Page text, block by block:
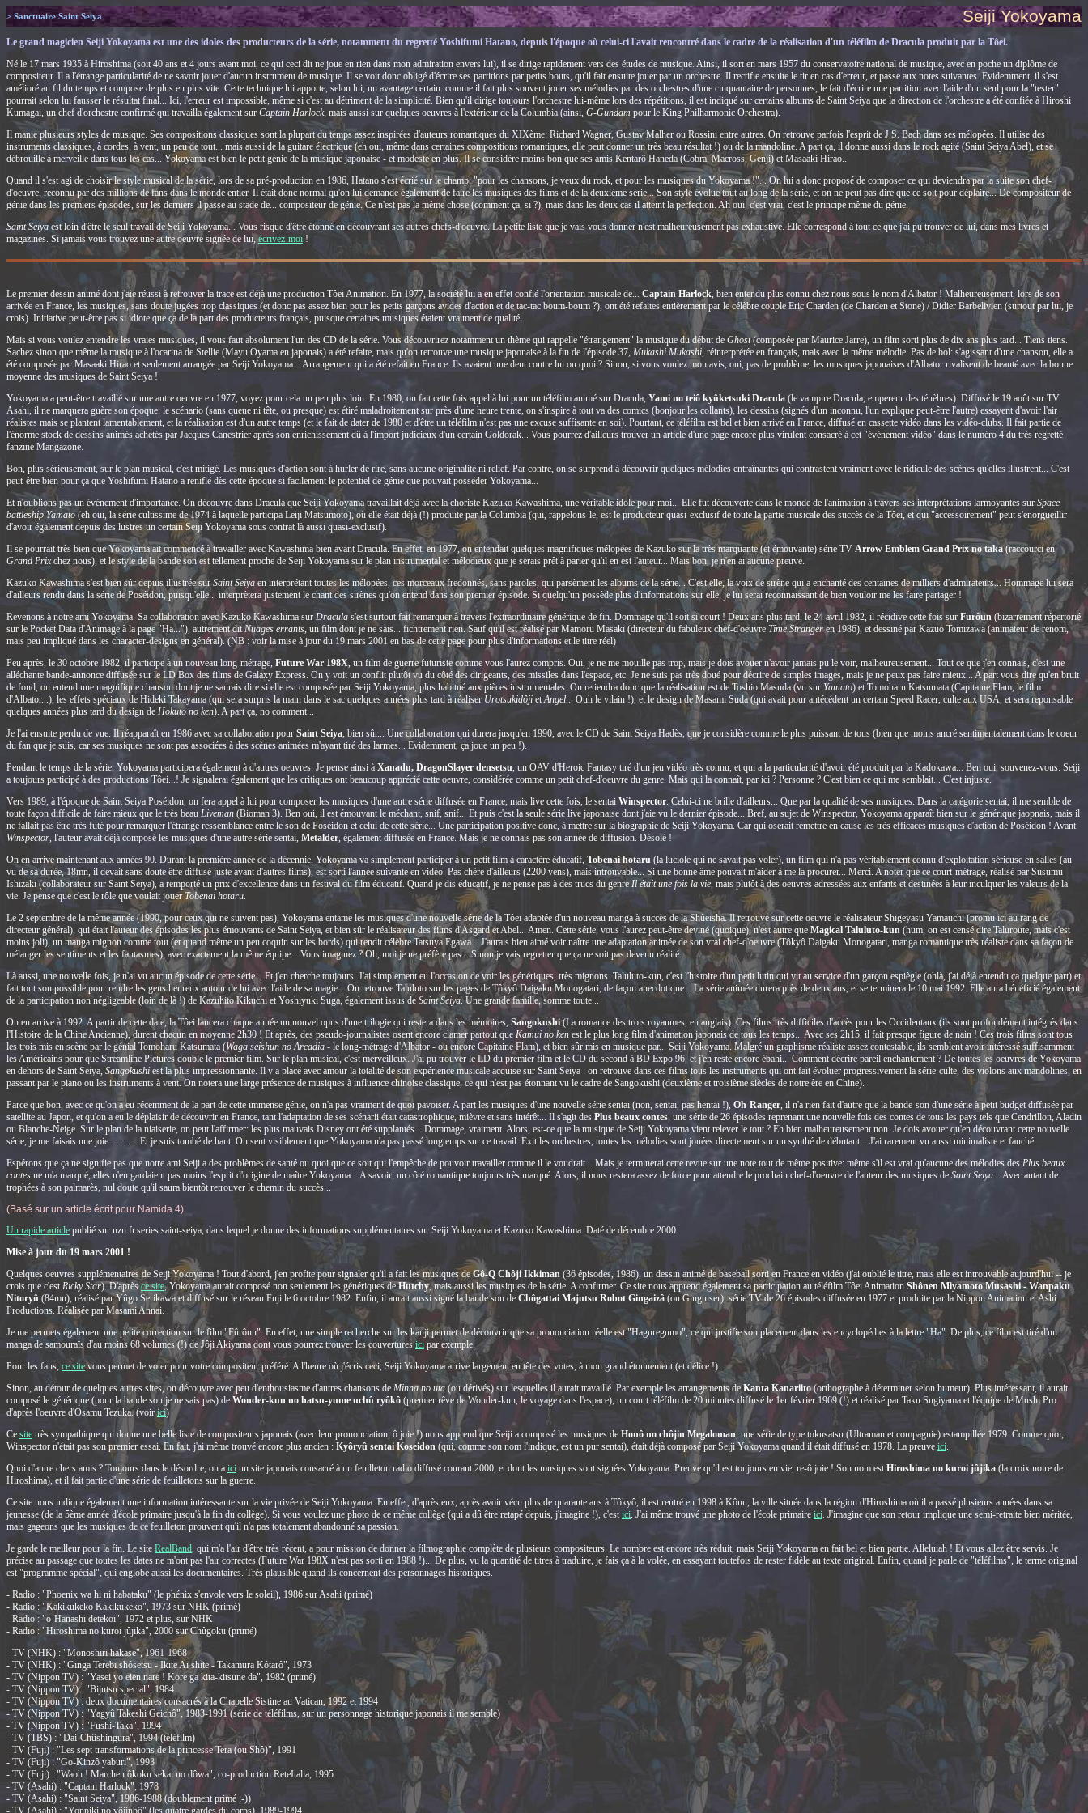
> Sanctuaire Saint Seiya Seiji Yokoyama
Le grand magicien Seiji Yokoyama est une des idoles des producteurs de la série, notamment du regretté Yoshifumi Hatano, depuis l'époque où celui-ci l'avait rencontré dans le cadre de la réalisation d'un téléfilm de Dracula produit par la Tôei.
Né le 17 mars 1935 à Hiroshima (soit 40 ans et 4 jours avant moi, ce qui ceci dit ne joue en rien dans mon admiration envers lui), il se dirige rapidement vers des études de musique. Ainsi, il sort en mars 1957 du conservatoire national de musique, avec en poche un diplôme de
compositeur. Il a l'étrange particularité de ne savoir jouer d'aucun instrument de musique. Il se voit donc obligé d'écrire ses partitions par petits bouts, qu'il fait ensuite jouer par un orchestre. Il rectifie ensuite le tir en cas d'erreur, et passe aux notes suivantes. Evidemment, il s'est
amélioré au fil du temps et compose de plus en plus vite. Cette technique lui apporte, selon lui, un avantage certain: comme il fait plus souvent jouer ses mélodies par des orchestres d'une cinquantaine de personnes, le fait d'écrire une partition avec l'aide d'un seul pour la "tester"
pourrait selon lui fausser le résultat final... Ici, l'erreur est impossible, même si c'est au détriment de la simplicité. Bien qu'il dirige toujours l'orchestre lui-même lors des répétitions, il est indiqué sur certains albums de Saint Seiya que la direction de l'orchestre a été confiée à Hiroshi
Kumagai, un chef d'orchestre confirmé qui travailla également sur Captain Harlock, mais aussi sur quelques oeuvres à l'extérieur de la Columbia (ainsi, G-Gundam pour le King Philharmonic Orchestra).
Il manie plusieurs styles de musique. Ses compositions classiques sont la plupart du temps assez inspirées d'auteurs romantiques du XIXème: Richard Wagner, Gustav Malher ou Rossini entre autres. On retrouve parfois l'esprit de J.S. Bach dans ses mélopées. Il utilise des
instruments classiques, à cordes, à vent, un peu de tout... mais aussi de la guitare électrique (eh oui, même dans certaines compositions romantiques, elle peut donner un très beau résultat !) ou de la mandoline. A part ça, il donne aussi dans le rock agité (Saint Seiya Abel), et se
débrouille à merveille dans tous les cas... Yokoyama est bien le petit génie de la musique japonaise - et modeste en plus. Il se considère moins bon que ses amis Kentarô Haneda (Cobra, Macross, Genji) et Masaaki Hirao...
Quand il s'est agi de choisir le style musical de la série, lors de sa pré-production en 1986, Hatano s'est écrié sur le champ: "pour les chansons, je veux du rock, et pour les musiques du Yokoyama !"... On lui a donc proposé de composer ce qui deviendra par la suite son chef-
d'oeuvre, reconnu par des millions de fans dans le monde entier. Il était donc normal qu'on lui demande également de faire les musiques des films et de la deuxième série... Son style évolue tout au long de la série, et on ne peut pas dire que ce soit pour déplaire... De compositeur de
génie dans les premiers épisodes, sur les derniers il passe au stade de... compositeur de génie. Ce n'est pas la même chose (comment ça, si ?), mais dans les deux cas il atteint la perfection. Ah oui, c'est vrai, c'est le principe même du génie.
Saint Seiyaest loin d'être le seul travail de Seiji Yokoyama... Vous risque d'être étonné en découvrant ses autres chefs-d'oeuvre. La petite liste que je vais vous donner n'est malheureusement pas exhaustive. Elle correspond à tout ce que j'ai pu trouver de lui, dans mes livres et
magazines. Si jamais vous trouvez une autre oeuvre signée de lui, écrivez-moi !
Le premier dessin animé dont j'aie réussi à retrouver la trace est déjà une production Tôei Animation. En 1977, la société lui a en effet confié l'orientation musicale de... Captain Harlock, bien entendu plus connu chez nous sous le nom d'Albator ! Malheureusement, lors de son
arrivée en France, les musiques, sans doute jugées trop classiques (et donc pas assez bien pour les petits garçons avides d'action et de tac-tac boum-boum ?), ont été refaites entièrement par le célèbre couple Eric Charden (de Charden et Stone) / Didier Barbelivien (surtout par lui, je
crois). Initiative peut-être pas si idiote que ça de la part des producteurs français, puisque certaines musiques étaient vraiment de qualité.
Mais si vous voulez entendre les vraies musiques, il vous faut absolument l'un des CD de la série. Vous découvrirez notamment un thème qui rappelle "étrangement" la musique du début de Ghost(composée par Maurice Jarre), un film sorti plus de dix ans plus tard... Tiens tiens.
Sachez sinon que même la musique à l'ocarina de Stellie (Mayu Oyama en japonais) a été refaite, mais qu'on retrouve une musique japonaise à la fin de l'épisode 37, Mukashi Mukashi, réinterprétée en français, mais avec la même mélodie. Pas de bol: s'agissant d'une chanson, elle a
été composée par Masaaki Hirao et seulement arrangée par Seiji Yokoyama... Arrangement qui a été refait en France. Ils avaient une dent contre lui ou quoi ? Sinon, si vous voulez mon avis, oui, pas de problème, les musiques japonaises d'Albator rivalisent de beauté avec la bonne
moyenne des musiques de Saint Seiya !
Yokoyama a peut-être travaillé sur une autre oeuvre en 1977, voyez pour cela un peu plus loin. En 1980, on fait cette fois appel à lui pour un téléfilm animé sur Dracula, Yami no teiô kyûketsuki Dracula (le vampire Dracula, empereur des ténèbres). Diffusé le 19 août sur TV
Asahi, il ne marquera guère son époque: le scénario (sans queue ni tête, ou presque) est étiré maladroitement sur près d'une heure trente, on s'inspire à tout va des comics (bonjour les collants), les dessins (signés d'un inconnu, l'un explique peut-être l'autre) essayent d'avoir l'air
réalistes mais se plantent lamentablement, et la réalisation est d'un autre temps (et le fait de dater de 1980 et d'être un téléfilm n'est pas une excuse suffisante en soi). Pourtant, ce téléfilm est bel et bien arrivé en France, diffusé en cassette vidéo dans les vidéo-clubs. Il fait partie de
l'énorme stock de dessins animés achetés par Jacques Canestrier après son enrichissement dû à l'import judicieux d'un certain Goldorak... Vous pourrez d'ailleurs trouver un article d'une page encore plus virulent consacré à cet "événement vidéo" dans le numéro 4 du très regretté
fanzine Mangazone.
Bon, plus sérieusement, sur le plan musical, c'est mitigé. Les musiques d'action sont à hurler de rire, sans aucune originalité ni relief. Par contre, on se surprend à découvrir quelques mélodies entraînantes qui contrastent vraiment avec le ridicule des scènes qu'elles illustrent... C'est
peut-être bien pour ça que Yoshifumi Hatano a reniflé dès cette époque si facilement le potentiel de génie que pouvait posséder Yokoyama...
Et n'oublions pas un événement d'importance. On découvre dans Dracula que Seiji Yokoyama travaillait déjà avec la choriste Kazuko Kawashima, une véritable idole pour moi... Elle fut découverte dans le monde de l'animation à travers ses interprétations larmoyantes sur Space
battleship Yamato(eh oui, la série cultissime de 1974 à laquelle participa Leiji Matsumoto), où elle était déjà (!) produite par la Columbia (qui, rappelons-le, est le producteur quasi-exclusif de toute la partie musicale des succès de la Tôei, et qui "accessoirement" peut s'enorgueillir
d'avoir également depuis des lustres un certain Seiji Yokoyama sous contrat là aussi quasi-exclusif).
Il se pourrait très bien que Yokoyama ait commencé à travailler avec Kawashima bien avant Dracula. En effet, en 1977, on entendait quelques magnifiques mélopées de Kazuko sur la très marquante (et émouvante) série TV Arrow Emblem Grand Prix no taka(raccourci en
Grand Prix chez nous), et le style de la bande son est tellement proche de Seiji Yokoyama sur le plan instrumental et mélodieux que je serais prêt à parier qu'il en est l'auteur... Mais bon, je n'en ai aucune preuve.
Kazuko Kawashima s'est bien sûr depuis illustrée sur Saint Seiya en interprétant toutes les mélopées, ces morceaux fredonnés, sans paroles, qui parsèment les albums de la série... C'est elle, la voix de sirène qui a enchanté des centaines de milliers d'admirateurs... Hommage lui sera
d'ailleurs rendu dans la série de Poséidon, puisqu'elle... interprètera justement le chant des sirènes qu'on entend dans son premier épisode. Si quelqu'un possède plus d'informations sur elle, je lui serai reconnaissant de bien vouloir me les faire partager !
Revenons à notre ami Yokoyama. Sa collaboration avec Kazuko Kawashima sur Dracula s'est surtout fait remarquer à travers l'extraordinaire générique de fin. Dommage qu'il soit si court ! Deux ans plus tard, le 24 avril 1982, il récidive cette fois sur Furôun (bizarrement répertorié
sur le Pocket Data d'Animage à la page "Ha..."), autrement ditNuages errants, un film dont je ne sais... fichtrement rien. Sauf qu'il est réalisé par Mamoru Masaki (directeur du fabuleux chef-d'oeuvre Time Strangeren 1986), et dessiné par Kazuo Tomizawa (animateur de renom,
mais peu impliqué dans les character-designs en général). (NB : voir la mise à jour du 19 mars 2001 en bas de cette page pour plus d'informations et le titre réel)
Peu après, le 30 octobre 1982, il participe à un nouveau long-métrage, Future War 198X, un film de guerre futuriste comme vous l'aurez compris. Oui, je ne me mouille pas trop, mais je dois avouer n'avoir jamais pu le voir, malheureusement... Tout ce que j'en connais, c'est une
alléchante bande-annonce diffusée sur le LD Box des films de Galaxy Express. On y voit un conflit plutôt vu du côté des dirigeants, des missiles dans l'espace, etc. Je ne suis pas très doué pour décrire de simples images, mais je ne peux pas faire mieux... A part vous dire qu'en bruit
de fond, on entend une magnifique chanson dont je ne saurais dire si elle est composée par Seiji Yokoyama, plus habitué aux pièces instrumentales. On retiendra donc que la réalisation est de Toshio Masuda (vu sur Yamato) et Tomoharu Katsumata (Capitaine Flam, le film
d'Albator...), les effets spéciaux de Hideki Takayama (qui sera surpris la main dans le sac quelques années plus tard à réaliser Urotsukidôji etAngel... Ouh le vilain !), et le design de Masami Suda (qui avait pour antécédent un certain Speed Racer, culte aux USA, et sera reponsable
quelques années plus tard du design de Hokuto no ken). A part ça, no comment...
Je l'ai ensuite perdu de vue. Il réapparaît en 1986 avec sa collaboration pour Saint Seiya, bien sûr... Une collaboration qui durera jusqu'en 1990, avec le CD de Saint Seiya Hadès, que je considère comme le plus puissant de tous (bien que moins ancré sentimentalement dans le coeur
du fan que je suis, car ses musiques ne sont pas associées à des scènes animées m'ayant tiré des larmes... Evidemment, ça joue un peu !).
Pendant le temps de la série, Yokoyama participera également à d'autres oeuvres. Je pense ainsi à Xanadu, DragonSlayer densetsu, un OAV d'Heroic Fantasy tiré d'un jeu vidéo très connu, et qui a la particularité d'avoir été produit par la Kadokawa... Ben oui, souvenez-vous: Seiji
a toujours participé à des productions Tôei...! Je signalerai également que les critiques ont beaucoup apprécié cette oeuvre, considérée comme un petit chef-d'oeuvre du genre. Mais qui la connaît, par ici ? Personne ? C'est bien ce qui me semblait... C'est injuste.
Vers 1989, à l'époque de Saint Seiya Poséidon, on fera appel à lui pour composer les musiques d'une autre série diffusée en France, mais live cette fois, le sentai Winspector. Celui-ci ne brille d'ailleurs... Que par la qualité de ses musiques. Dans la catégorie sentai, il me semble de
toute façon difficile de faire mieux que le très beau Liveman (Bioman 3). Ben oui, il est émouvant le méchant, snif, snif... Et puis c'est la seule série live japonaise dont j'aie vu le dernier épisode... Bref, au sujet de Winspector, Yokoyama apparaît bien sur le générique jaopnais, mais il
ne fallait pas être très futé pour remarquer l'étrange ressemblance entre le son de Poséidon et celui de cette série... Une participation positive donc, à mettre sur la biographie de Seiji Yokoyama. Car qui oserait remettre en cause les très efficaces musiques d'action de Poséidon ! Avant
Winspector, l'auteur avait déjà composé les musiques d'une autre série sentai, Metalder, également diffusée en France. Mais je ne connais pas son année de diffusion. Désolé !
On en arrive maintenant aux années 90. Durant la première année de la décennie, Yokoyama va simplement participer à un petit film à caractère éducatif, Tobenai hotaru (la luciole qui ne savait pas voler), un film qui n'a pas véritablement connu d'exploitation sérieuse en salles (au
vu de sa durée, 18mn, il devait sans doute être diffusé juste avant d'autres films), est sorti l'année suivante en vidéo. Pas chère d'ailleurs (2200 yens), mais introuvable... Si une bonne âme pouvait m'aider à me la procurer... Merci. A noter que ce court-métrage, réalisé par Susumu
Ishizaki (collaborateur sur Saint Seiya), a remporté un prix d'excellence dans un festival du film éducatif. Quand je dis éducatif, je ne pense pas à des trucs du genre Il était une fois la vie, mais plutôt à des oeuvres adressées aux enfants et destinées à leur inculquer les valeurs de la
vie. Je pense que c'est le rôle que voulait jouerTobenai hotaru.
Le 2 septembre de la même année (1990, pour ceux qui ne suivent pas), Yokoyama entame les musiques d'une nouvelle série de la Tôei adaptée d'un nouveau manga à succès de la Shûeisha. Il retrouve sur cette oeuvre le réalisateur Shigeyasu Yamauchi (promu ici au rang de
directeur général), qui était l'auteur des épisodes les plus émouvants de Saint Seiya, et bien sûr le réalisateur des films d'Asgard et Abel... Amen. Cette série, vous l'aurez peut-être deviné (quoique), n'est autre que Magical Taluluto-kun (hum, on est censé dire Taluroute, mais c'est
moins joli), un manga mignon comme tout (et quand même un peu coquin sur les bords) qui rendit célèbre Tatsuya Egawa... J'aurais bien aimé voir naître une adaptation animée de son vrai chef-d'oeuvre (Tôkyô Daigaku Monogatari, manga romantique très réaliste dans sa façon de
mélanger les sentiments et les fantasmes), avec exactement la même équipe... Vous imaginez ? Oh, moi je ne préfère pas... Sinon je vais regretter que ça ne soit pas devenu réalité.
Là aussi, une nouvelle fois, je n'ai vu aucun épisode de cette série... Et j'en cherche toujours. J'ai simplement eu l'occasion de voir les génériques, très mignons. Taluluto-kun, c'est l'histoire d'un petit lutin qui vit au service d'un garçon espiègle (ohlà, j'ai déjà entendu ça quelque part) et
fait tout son possible pour rendre les gens heureux autour de lui avec l'aide de sa magie... On retrouve Taluluto sur les pages de Tôkyô Daigaku Monogatari, de façon anecdotique... La série animée durera près de deux ans, et se terminera le 10 mai 1992. Elle aura bénéficié également
de la participation non négligeable (loin de là !) de Kazuhito Kikuchi et Yoshiyuki Suga, également issus de Saint Seiya. Une grande famille, somme toute...
On en arrive à 1992. A partir de cette date, la Tôei lancera chaque année un nouvel opus d'une trilogie qui restera dans les mémoires, Sangokushi(La romance des trois royaumes, en anglais). Ces films très difficiles d'accès pour les Occidentaux (ils sont profondément intégrés dans
l'Histoire de la Chine Ancienne), durent chacun en moyenne 2h30 ! Et après, des pseudo-journalistes osent encore clamer partout que Kamui no ken est le plus long film d'animation japonais de tous les temps... Avec ses 2h15, il fait presque figure de nain ! Ces trois films sont tous
les trois mis en scène par le génial Tomoharu Katsumata (Waga seishun no Arcadia - le long-métrage d'Albator - ou encore Capitaine Flam), et bien sûr mis en musique par... Seiji Yokoyama. Malgré un graphisme réaliste assez contestable, ils semblent avoir intéressé suffisamment
les Américains pour que Streamline Pictures double le premier film. Sur le plan musical, c'est merveilleux. J'ai pu trouver le LD du premier film et le CD du second à BD Expo 96, et j'en reste encore ébahi... Comment décrire pareil enchantement ? De toutes les oeuvres de Yokoyama
en dehors de Saint Seiya, Sangokushi est la plus impressionnante. Il y a placé avec amour la totalité de son expérience musicale acquise sur Saint Seiya : on retrouve dans ces films tous les instruments qui ont fait évoluer progressivement la série-culte, des violons aux mandolines, en
passant par le piano ou les instruments à vent. On notera une large présence de musiques à influence chinoise classique, ce qui n'est pas étonnant vu le cadre de Sangokushi (deuxième et troisième siècles de notre ère en Chine).
Parce que bon, avec ce qu'on a eu récemment de la part de cette immense génie, on n'a pas vraiment de quoi pavoiser. A part les musiques d'une nouvelle série sentai (non, sentai, pas hentai !), Oh-Ranger, il n'a rien fait d'autre que la bande-son d'une série à petit budget diffusée par
satellite au Japon, et qu'on a eu le déplaisir de découvrir en France, tant l'adaptation de ses scénarii était catastrophique, mièvre et sans intérêt... Il s'agit des Plus beaux contes, une série de 26 épisodes reprenant une nouvelle fois des contes de tous les pays tels que Cendrillon, Aladin
ou Blanche-Neige. Sur le plan de la niaiserie, on peut l'affirmer: les plus mauvais Disney ont été supplantés... Dommage, vraiment. Alors, est-ce que la musique de Seiji Yokoyama vient relever le tout ? Eh bien malheureusement non. Je dois avouer qu'en découvrant cette nouvelle
série, je me faisais une joie............ Et je suis tombé de haut. On sent visiblement que Yokoyama n'a pas passé longtemps sur ce travail. Exit les orchestres, toutes les mélodies sont jouées directement sur un synthé de débutant... J'ai rarement vu aussi minimaliste et fauché.
Espérons que ça ne signifie pas que notre ami Seiji a des problèmes de santé ou quoi que ce soit qui l'empêche de pouvoir travailler comme il le voudrait... Mais je terminerai cette revue sur une note tout de même positive: même s'il est vrai qu'aucune des mélodies des Plus beaux
contes ne m'a marqué, elles n'en gardaient pas moins l'esprit d'origine de maître Yokoyama... A savoir, un côté romantique toujours très marqué. Alors, il nous restera assez de force pour attendre le prochain chef-d'oeuvre de l'auteur des musiques de Saint Seiya... Avec autant de
trophées à son palmarès, nul doute qu'il saura bientôt retrouver le chemin du succès...
(Basé sur un article écrit pour Namida 4)
Un rapide article publié sur nzn.fr.series.saint-seiya, dans lequel je donne des informations supplémentaires sur Seiji Yokoyama et Kazuko Kawashima. Daté de décembre 2000.
Mise à jour du 19 mars 2001 !
Quelques oeuvres supplémentaires de Seiji Yokoyama ! Tout d'abord, j'en profite pour signaler qu'il a fait les musiques deGô-Q Chôji Ikkiman (36 épisodes, 1986), un dessin animé de baseball sorti en France en vidéo (j'ai oublié le titre, mais elle est introuvable aujourd'hui -- je
crois que c'estRicky Star). D'aprèsce site, Yokoyama aurait composé non seulement les génériques deHutchy, mais aussi les musiques de la série. A confirmer. Ce site nous apprend également sa participation au téléfilm Tôei Animation Shônen Miyamoto Musashi - Wanpaku
Nitoryû (84mn), réalisé par Yûgo Serikawa et diffusé sur le réseau Fuji le 6 octobre 1982. Enfin, il aurait aussi signé la bande son de Chôgattai Majutsu Robot Gingaizâ (ou Ginguiser), série TV de 26 épisodes diffusée en 1977 et produite par la Nippon Animation et Ashi
Productions. Réalisée par Masami Annai.
Je me permets également une petite correction sur le film "Fûrôun". En effet, une simple recherche sur les kanji permet de découvrir que sa prononciation réelle est "Haguregumo", ce qui justifie son placement dans les encyclopédies à la lettre "Ha". De plus, ce film est tiré d'un
manga de samouraïs d'au moins 68 volumes (!) de Jôji Akiyama dont vous pourrez trouver les couverturesici par exemple.
Pour les fans, ce sitevous permet de voter pour votre compositeur préféré. A l'heure où j'écris ceci, Seiji Yokoyama arrive largement en tête des votes, à mon grand étonnement (et délice !).
Sinon, au détour de quelques autres sites, on découvre avec peu d'enthousiasme d'autres chansons de Minna no uta (ou dérivés) sur lesquelles il aurait travaillé. Par exemple les arrangements deKanta Kanariito(orthographe à déterminer selon humeur). Plus intéressant, il aurait
composé le générique (pour la bande son je ne sais pas) de Wonder-kun no hatsu-yume uchû ryôkô (premier rêve de Wonder-kun, le voyage dans l'espace), un court téléfilm de 20 minutes diffusé le 1er février 1969 (!) et réalisé par Taku Sugiyama et l'équipe de Mushi Pro
d'après l'oeuvre d'Osamu Tezuka. (voirici)
Ce site très sympathique qui donne une belle liste de compositeurs japonais (avec leur prononciation, ô joie !) nous apprend que Seiji a composé les musiques de Honô no chôjin Megaloman, une série de type tokusatsu (Ultraman et compagnie) estampillée 1979. Comme quoi,
Winspector n'était pas son premier essai. En fait, j'ai même trouvé encore plus ancien : Kyôryû sentai Koseidon (qui, comme son nom l'indique, est un pur sentai), était déjà composé par Seiji Yokoyama quand il était diffusé en 1978. La preuve ici.
Quoi d'autre chers amis ? Toujours dans le désordre, on a ici un site japonais consacré à un feuilleton radio diffusé courant 2000, et dont les musiques sont signées Yokoyama. Preuve qu'il est toujours en vie, re-ô joie ! Son nom est Hiroshima no kuroi jûjika (la croix noire de
Hiroshima), et il fait partie d'une série de feuilletons sur la guerre.
Ce site nous indique également une information intéressante sur la vie privée de Seiji Yokoyama. En effet, d'après eux, après avoir vécu plus de quarante ans à Tôkyô, il est rentré en 1998 à Kônu, la ville située dans la région d'Hiroshima où il a passé plusieurs années dans sa
jeunesse (de la 5ème année d'école primaire jusqu'à la fin du collège). Si vous voulez une photo de ce même collège (qui a dû être retapé depuis, j'imagine !), c'est ici. J'ai même trouvé une photo de l'école primaire ici. J'imagine que son retour implique une semi-retraite bien méritée,
mais gageons que les musiques de ce feuilleton prouvent qu'il n'a pas totalement abandonné sa passion.
Je garde le meilleur pour la fin. Le site RealBand, qui m'a l'air d'être très récent, a pour mission de donner la filmographie complète de plusieurs compositeurs. Le nombre est encore très réduit, mais Seiji Yokoyama en fait bel et bien partie. Alleluiah ! Et vous allez être servis. Je
précise au passage que toutes les dates ne m'ont pas l'air correctes (Future War 198X n'est pas sorti en 1988 !)... De plus, vu la quantité de titres à traduire, je fais ça à la volée, en essayant toutefois de rester fidèle au texte original. Enfin, quand je parle de "téléfilms", le terme original
est "programme spécial", qui englobe aussi les documentaires. Très plausible quand ils concernent des personnages historiques.
- Radio : "Phoenix wa hi ni habataku" (le phénix s'envole vers le soleil), 1986 sur Asahi (primé)
- Radio : "Kakikukeko Kakikukeko", 1973 sur NHK (primé)
- Radio : "o-Hanashi detekoi", 1972 et plus, sur NHK
- Radio : "Hiroshima no kuroi jûjika", 2000 sur Chûgoku (primé)
- TV (NHK) : "Monoshiri hakase", 1961-1968
- TV (NHK) : "Ginga Terebi shôsetsu - Ikite Ai shite - Takamura Kôtarô", 1973
- TV (Nippon TV) : "Yasei yo eien nare ! Kore ga kita-kitsune da", 1982 (primé)
- TV (Nippon TV) : "Bijutsu special", 1984
- TV (Nippon TV) : deux documentaires consacrés à la Chapelle Sistine au Vatican, 1992 et 1994
- TV (Nippon TV) : "Yagyû Takeshi Geichô", 1983-1991 (série de téléfilms, sur un personnage historique japonais il me semble)
- TV (Nippon TV) : "Fushi-Taka", 1994
- TV (TBS) : "Dai-Chûshingura", 1994 (téléfilm)
- TV (Fuji) : "Les sept transformations de la princesse Tera (ou Shô)", 1991
- TV (Fuji) : "Go-Kinzô yaburi", 1993
- TV (Fuji) : "Waoh ! Marchen ôkoku sekai no dôwa", co-production ReteItalia, 1995
- TV (Asahi) : "Captain Harlock", 1978
- TV (Asahi) : "Saint Seiya", 1986-1988 (doublement primé ;-))
- TV (Asahi) : "Yonpiki no yôjinbô" (les quatre gardes du corps), 1989-1994